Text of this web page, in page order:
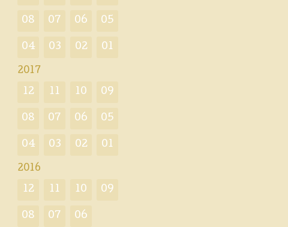
08 07 06 05
04 03 02 01
2017
12 11 10 09
08 07 06 05
04 03 02 01
2016
12 11 10 09
08 07 06